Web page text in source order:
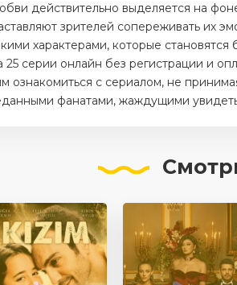
действительно выделяется на
зрителей сопереживать их
характерами, которые
серии онлайн без регистрации и
ознакомиться с сериалом, не
фанатами, жаждущими